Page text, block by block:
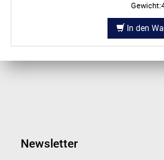
In den
Newsletter